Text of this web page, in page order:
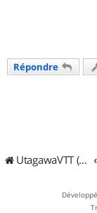
Répondre
UtagawaVTT (Randos VTT et VTTAE avec traces GPS)